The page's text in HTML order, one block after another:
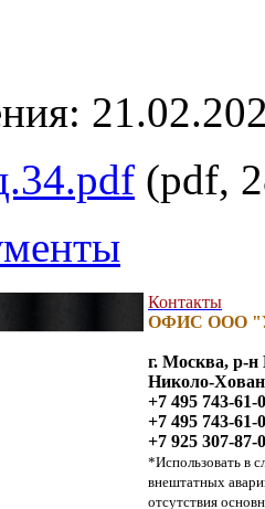
(pdf,
Контакты
ОФИС ООО
г. Москва, р-
Николо-
+7 495 743-61-
+7 495 743-61-
+7 925 307-87-
*Использовать в
внештатных
отсутствия